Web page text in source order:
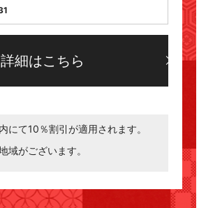
詳細はこちら
にて10％割引が適用されます。
域がございます。